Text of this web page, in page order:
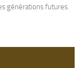
générations futures.